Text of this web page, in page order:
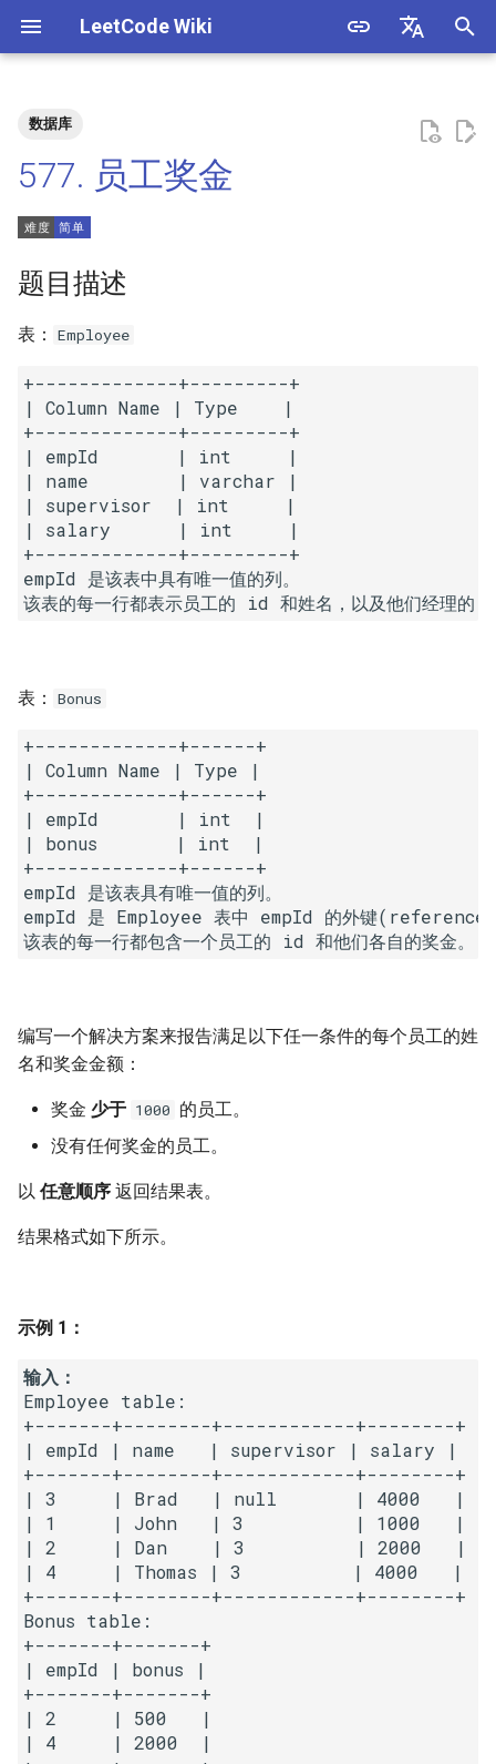
LeetCode Wiki
在
始
化
搜
擎
9. 用两个栈实现队列
10.1. 斐波那契数列
10.2. 青蛙跳台阶问题
11. 旋转数组的最小数字
13. 机器人的运动范围
14.1. 剪绳子
14.2. 剪绳子 II
15. 二进制中 1 的个数
16. 数值的整数次方
19. 正则表达式匹配
21. 调整数组顺序使奇数位于
24. 反转链表
25. 合并两个排序的链表
26. 树的子结构
27. 二叉树的镜像
28. 对称的二叉树
29. 顺时针打印矩阵
30. 包含 min 函数的栈
31. 栈的压入、弹出序列
32.1. 从上到下打印二叉树
数
4. 只出现一次的数字
5. 单词长度的最大乘积
6. 排序数组中两个数字之和
7. 数组中和为 0 的三个数
8. 和大于等于 target 的最短子
数组
10. 和为 k 的子数组
11. 和 1 个数相同的子数组
12. 左右两边子数组的和相等
13. 二维子矩阵的和
14. 字符串中的变位词
符串
17. 含有所有字符的最短字符
18. 有效的回文
19. 最多删除一个字符得到回
20. 回文子字符串的个数
21. 删除链表的倒数第 n 个结
点
22. 链表中环的入口节点
23. 两个链表的第一个重合节
点
24. 反转链表
25. 链表中的两数相加
26. 重排链表
27. 回文链表
1.6. 字符串压缩
1.7. 旋转矩阵
1.8. 零矩阵
1.9. 字符串轮转
2.2. 返回倒数第 k 个节点
2.3. 删除中间节点
2.4. 分割链表
2.5. 链表求和
2.6. 回文链表
3.1. 三合一
3.3. 堆盘子
3.4. 化栈为队
4.1. 节点间通路
4.2. 最小高度树
4.3. 特定深度节点链表
4.4. 检查平衡性
4.5. 合法二叉搜索树
4.6. 后继者
4.8. 首个共同祖先
数据库
577. 员工奖金
题目描述
表： Employee
+-------------+---------+
| Column Name | Type    |
+-------------+---------+
| empId       | int     |
| name        | varchar |
| supervisor  | int     |
| salary      | int     |
+-------------+---------+
empId 是该表中具有唯一值的列。
表： Bonus
+-------------+------+
| Column Name | Type |
+-------------+------+
| empId       | int  |
| bonus       | int  |
+-------------+------+
empId 是该表具有唯一值的列。
empId 是 Employee 表中 empId 的外键(reference
编写一个解决方案来报告满足以下任一条件的每个员工的姓
名和奖金金额：
奖金 少于 1000 的员工。
没有任何奖金的员工。
以 任意顺序 返回结果表。
结果格式如下所示。
示例 1：
输入：
Employee table:
+-------+--------+------------+--------+
| empId | name   | supervisor | salary |
+-------+--------+------------+--------+
| 3     | Brad   | null       | 4000   |
| 1     | John   | 3          | 1000   |
| 2     | Dan    | 3          | 2000   |
| 4     | Thomas | 3          | 4000   |
+-------+--------+------------+--------+
Bonus table:
+-------+-------+
| empId | bonus |
+-------+-------+
| 2     | 500   |
| 4     | 2000  |